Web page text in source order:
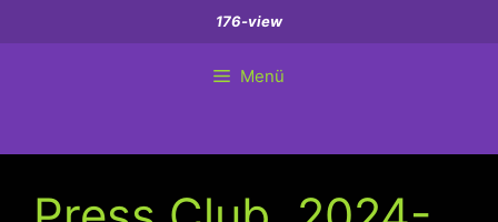
Inhalt
176-view
Menü